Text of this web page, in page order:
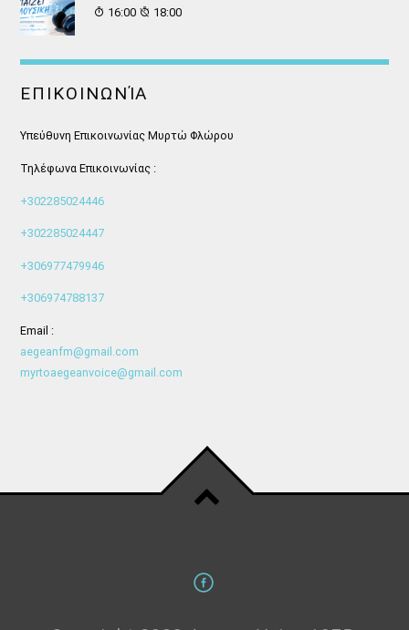
16:00
18:00
ΕΠΙΚΟΙΝΩΝΊΑ
Υπεύθυνη Επικοινωνίας Μυρτώ Φλώρου
Τηλέφωνα Επικοινωνίας :
+302285024446
+302285024447
+306977479946
+306974788137
Email :
aegeanfm@gmail.com
myrtoaegeanvoice@gmail.com